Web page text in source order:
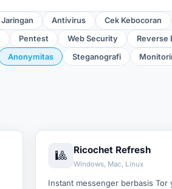
Jaringan Antivirus Cek Kebocoran
Pentest Web Security
Reverse
Anonymitas Steganografi
🎱 Ricochet Refresh
Windows, Mac, Linux
Instant messenger berbasis Tor